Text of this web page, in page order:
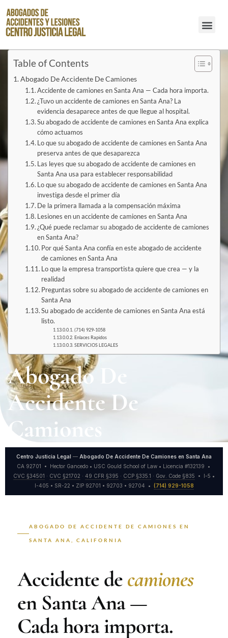
Table of Contents
Abogado De Accidente De Camiones
Accidente de camiones en Santa Ana — Cada hora importa.
¿Tuvo un accidente de camiones en Santa Ana? La
evidencia desaparece antes de que llegue al hospital.
Su abogado de accidente de camiones en Santa Ana explica
cómo actuamos
Lo que su abogado de accidente de camiones en Santa Ana
preserva antes de que desaparezca
Las leyes que su abogado de accidente de camiones en
Santa Ana usa para establecer responsabilidad
Lo que su abogado de accidente de camiones en Santa Ana
investiga desde el primer día
De la primera llamada a la compensación máxima
Lesiones en un accidente de camiones en Santa Ana
¿Qué puede reclamar su abogado de accidente de camiones
en Santa Ana?
Por qué Santa Ana confía en este abogado de accidente
de camiones en Santa Ana
Lo que la empresa transportista quiere que crea — y la
realidad
Preguntas sobre su abogado de accidente de camiones en
Santa Ana
Su abogado de accidente de camiones en Santa Ana está
listo.
(714) 929-1058
Enlaces Rapidos
SERVICIOS LEGALES
Abogado De
Accidente De
Camiones
Centro Justicia Legal — Abogado De Accidente De Camiones en Santa Ana
CA 92701 • Hector Gancedo • USC Gould School of Law • Licencia #132139 •
CVC §34501 · CVC §21702 · 49 CFR §395 · CCP §335.1 · Gov. Code §835 • I-5 •
I-405 • SR-22 • ZIP 92701 • 92703 • 92704 • (714) 929-1058
ABOGADO DE ACCIDENTE DE CAMIONES EN
SANTA ANA, CALIFORNIA
Accidente decamiones
en Santa Ana —
Cada hora importa.